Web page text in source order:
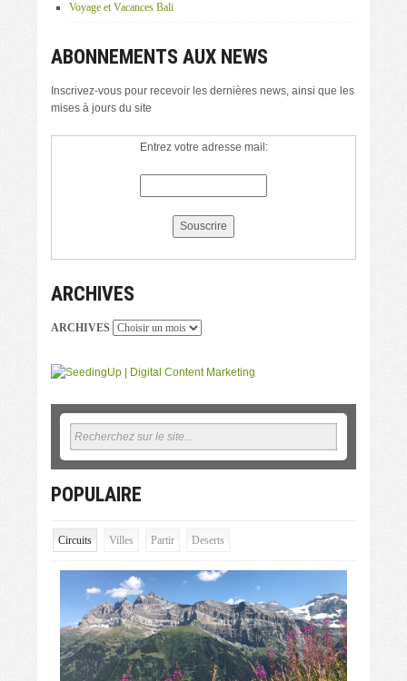
Voyage et Vacances Bali
ABONNEMENTS AUX NEWS
Inscrivez-vous pour recevoir les dernières news, ainsi que les
mises à jours du site
Entrez votre adresse mail:
ARCHIVES
ARCHIVES
POPULAIRE
Circuits Villes Partir Deserts